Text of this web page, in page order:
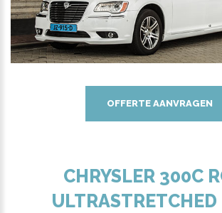
OFFERTE AANVRAGEN
CHRYSLER 300C